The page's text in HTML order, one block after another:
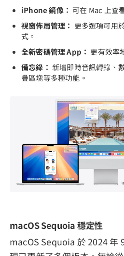
iPhone 鏡像： 可在 Mac 上查
視窗佈局管理： 更多選項可用
式。
全新密碼管理 App： 更有效率
備忘錄： 新增即時音訊轉錄、
疊區塊等多種功能。
macOS Sequoia 穩定性
macOS Sequoia 於 2024 年